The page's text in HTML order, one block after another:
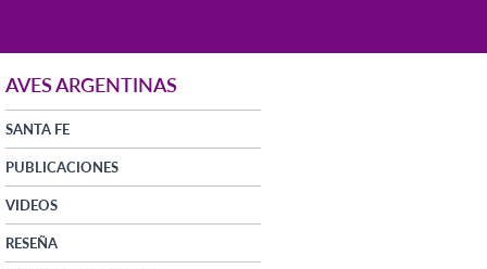
AVES ARGENTINAS
SANTA FE
PUBLICACIONES
VIDEOS
RESEÑA